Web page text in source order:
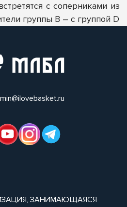
с соперниками из
группы В – с группой D
ЗАНИМАЮЩАЯСЯ